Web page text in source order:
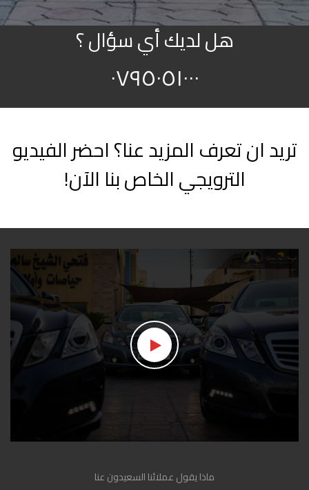
هل لديك أي سؤال ؟
٠٧٩٥٠٥١٠٠٠
تريد ان تعرف المزيد عنا؟ احضر الفيديو
الترويجي الخاص بنا الآن!
ماذا يقول عملائنا السعيدون عنا